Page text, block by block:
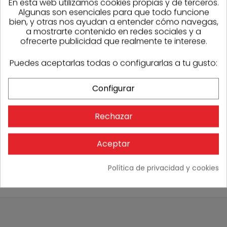
OPINIONES
No hay comentarios
Algunas son esenciales para que todo funcione
bien, y otras nos ayudan a entender cómo navegas,
a mostrarte contenido en redes sociales y a
ofrecerte publicidad que realmente te interese.
Puedes aceptarlas todas o configurarlas a tu gusto:
Configurar
Rechazar
Aceptar
Política de privacidad y cookies